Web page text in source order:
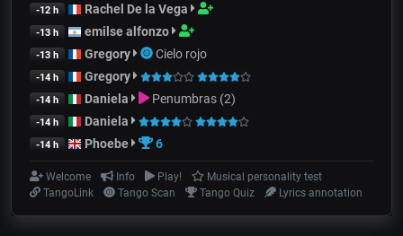
-12 h Rachel De la Vega
-13 h emilse alfonzo
-13 h Gregory Cielo rojo
-14 h Gregory
-14 h Daniela Penumbras (2)
-14 h Daniela
-14 h Phoebe 6
Welcome Info Play!
Musical personality test
TangoLink
Tango Scan Tango Quiz Lyrics annotation